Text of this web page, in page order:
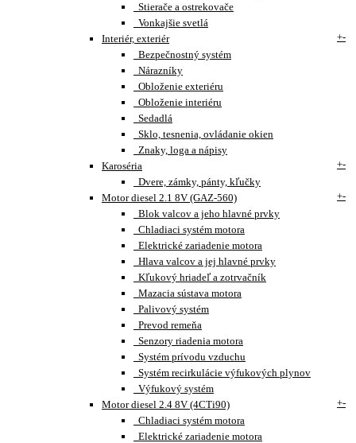
Stierače a ostrekovače
Vonkajšie svetlá
Interiér, exteriér
+-
Bezpečnostný systém
Nárazníky
Obloženie exteriéru
Obloženie interiéru
Sedadlá
Sklo, tesnenia, ovládanie okien
Znaky, loga a nápisy
Karoséria
+-
Dvere, zámky, pánty, kľučky
Motor diesel 2.1 8V (GAZ-560)
+-
Blok valcov a jeho hlavné prvky
Chladiaci systém motora
Elektrické zariadenie motora
Hlava valcov a jej hlavné prvky
Kľukový hriadeľ a zotrvačník
Mazacia sústava motora
Palivový systém
Prevod remeňa
Senzory riadenia motora
Systém prívodu vzduchu
Systém recirkulácie výfukových plynov
Výfukový systém
Motor diesel 2.4 8V (4CTi90)
+-
Chladiaci systém motora
Elektrické zariadenie motora